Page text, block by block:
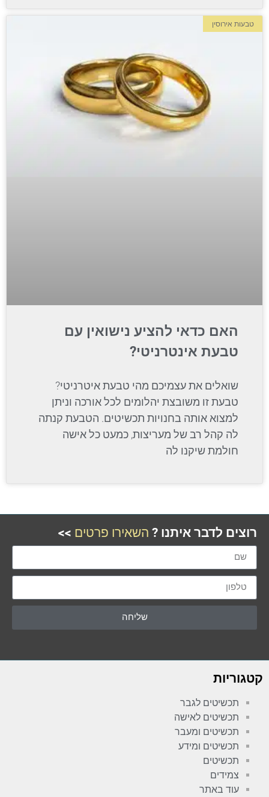
טבעות אירוסין
האם כדאי להציע נישואין עם
טבעת אינטרניטי?
שואלים את עצמיכם מהי טבעת איטרניטי?
טבעת זו משובצת יהלומים לכל אורכה וניתן
למצוא אותה בחנויות תכשיטים. הטבעת קנתה
לה קהל רב של מעריצות, כמעט כל אישה
חולמת שיקנו לה
רוצים לדבר איתנו ? השאירו פרטים >>
שליחה
קטגוריות
תכשיטים לגבר
תכשיטים לאישה
תכשיטים ומעבר
תכשיטים ומידע
תכשיטים
צמידים
עוד באתר